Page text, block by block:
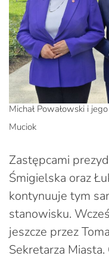
Michał Powałowski i
Muciok
Zastępcami
Śmigielska oraz
kontynuuje tym
stanowisku.
jeszcze przez
Sekretarza Miasta.